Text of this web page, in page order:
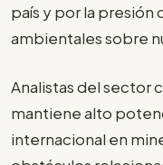
país y por la presión
ambientales sobre
Analistas del sector
mantiene alto
internacional en